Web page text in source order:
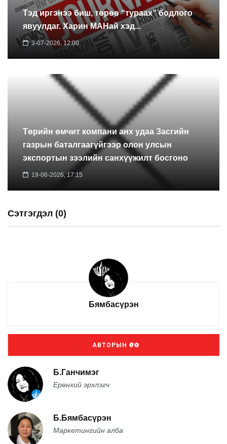
Тэд иргэнээ биш, төрөө “тураах” бодлого
явуулдаг. Харин МАНай хэд...
3-07-2026, 12:00
Төрийн өмчит компани анх удаа Засгийн
газрын баталгаагүйгээр олон улсын
экспортын зээлийн санхүүжилт босгоно
19-06-2026, 17:15
Сэтгэгдэл (0)
Бямбасүрэн
АВТОРЫН ӨРӨӨ
Б.Ганчимэг
Ерөнхий эрхлэгч
Б.Бямбасүрэн
Маркетингийн алба